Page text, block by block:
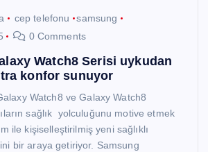
cep telefonu
samsung
0 Comments
Watch8 Serisi uykudan
konfor sunuyor
Watch8 ve Galaxy Watch8
sağlık yolculuğunu motive etmek
ile kişiselleştirilmiş yeni sağlıklı
bir araya getiriyor. Samsung